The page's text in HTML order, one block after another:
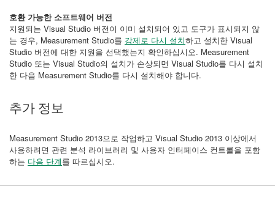
호환 가능한 소프트웨어 버전
지원되는 Visual Studio 버전이 이미 설치되어 있고 도구가 표시되지 않
는 경우, Measurement Studio를 강제로 다시 설치하고 설치한 Visual
Studio 버전에 대한 지원을 선택했는지 확인하십시오. Measurement
Studio 또는 Visual Studio의 설치가 손상되면 Visual Studio를 다시 설치
한 다음 Measurement Studio를 다시 설치해야 합니다.
추가 정보
Measurement Studio 2013으로 작업하고 Visual Studio 2013 이상에서
사용하려면 관련 분석 라이브러리 및 사용자 인터페이스 컨트롤을 포함
하는 다음 단계를 따르십시오.